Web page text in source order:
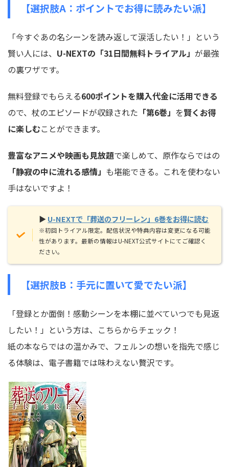
【選択肢A：ポイントでお得に読みたい派】
「今すぐあの名シーンを読み返して涙活したい！」という
賢い人には、 U-NEXTの「31日間無料トライアル」 が最強
の裏ワザです。
無料登録でもらえる600ポイントを購入代金に活用できる
ので、杖のエピソードが収録された 「第6巻」 を賢くお得
に楽しむことができます。
豊富なアニメや映画も見放題で楽しめて、原作ならではの
「静寂の中に流れる感情」 も堪能できる。これを使わない
手はないですよ！
▶U-NEXTで「葬送のフリーレン」6巻をお得に読む
※初回トライアル限定。配信状況や特典内容は変更になる可能
性があります。最新の情報はU-NEXT公式サイトにてご確認く
ださい。
【選択肢B：手元に置いて愛でたい派】
「登録とか面倒！感動シーンを本棚に並べていつでも見返
したい！」という方は、こちらからチェック！
紙の本ならではの温かみで、フェルンの想いを指先で感じ
る体験は、電子書籍では味わえない贅沢です。